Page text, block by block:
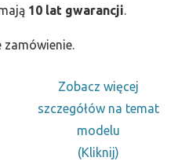
10 lat gwarancji.
Zobacz więcej
szczegółów na temat
modelu
(Kliknij)